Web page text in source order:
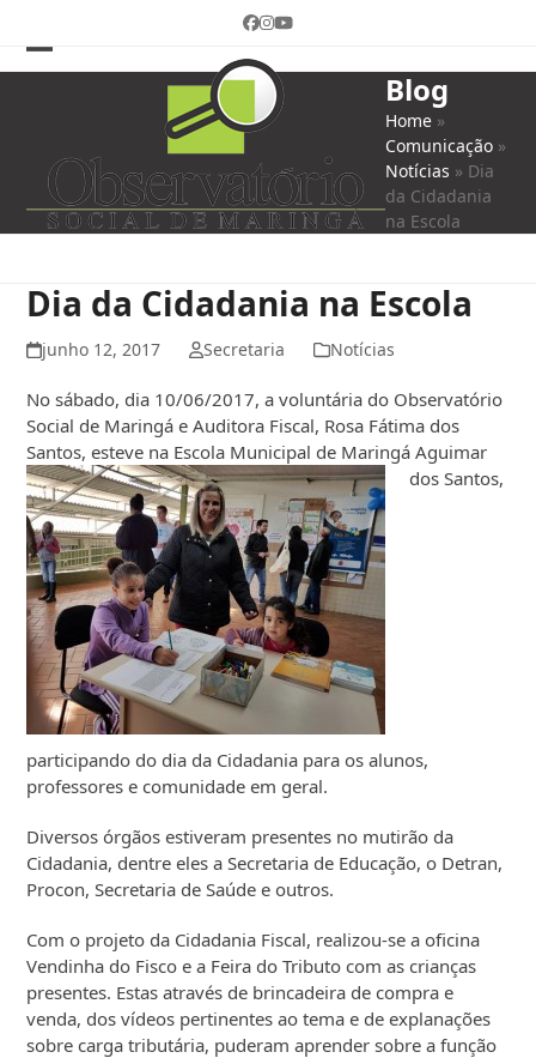
Facebook
Instagram
YouTube
Open
menu
Close
menu
Blog
Home »
Comunicação »
Notícias » Dia
da Cidadania
na Escola
Dia da Cidadania na Escola
junho 12, 2017 Secretaria Notícias
No sábado, dia 10/06/2017, a voluntária do Observatório
Social de Maringá e Auditora Fiscal, Rosa Fátima dos
Santos, esteve na Escola Municipal de Maringá Aguimar
dos Santos,
participando do dia da Cidadania para os alunos,
professores e comunidade em geral.
Diversos órgãos estiveram presentes no mutirão da
Cidadania, dentre eles a Secretaria de Educação, o Detran,
Procon, Secretaria de Saúde e outros.
Com o projeto da Cidadania Fiscal, realizou-se a oficina
Vendinha do Fisco e a Feira do Tributo com as crianças
presentes. Estas através de brincadeira de compra e
venda, dos vídeos pertinentes ao tema e de explanações
sobre carga tributária, puderam aprender sobre a função